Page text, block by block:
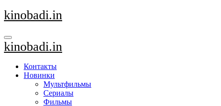
Перейти
к
kinobadi.in
kinobadi.in
Контакты
Новинки
Мультфильмы
Сериалы
Фильмы